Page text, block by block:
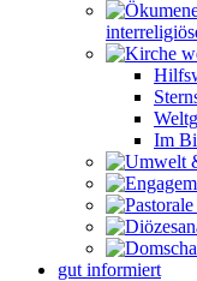
Im
gut informiert